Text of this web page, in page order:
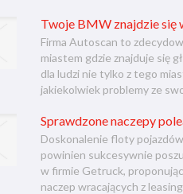
Twoje BMW znajdzie się
Firma Autoscan to
miastem gdzie znajduje się
dla ludzi nie tylko z tego
jakiekolwiek problemy ze
Sprawdzone naczepy
Doskonalenie floty
powinien sukcesywnie
w firmie Getruck,
naczep wracających z